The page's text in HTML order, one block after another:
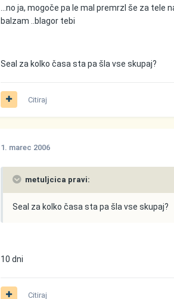
...no ja, mogoče pa le mal premrzl še za tele
balzam ..blagor tebi
Seal za kolko časa sta pa šla vse skupaj?
Citiraj
1. marec 2006
metuljcica pravi:
Seal za kolko časa sta pa šla vse skupaj?
10 dni
Citiraj